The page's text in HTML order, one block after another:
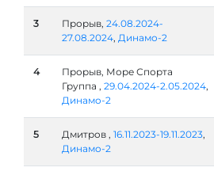
3 Прорыв, 24.08.2024-
27.08.2024, Динамо-2
4
Прорыв, Море Спорта
Группа , 29.04.2024-2.05.2024,
Динамо-2
5 Дмитров , 16.11.2023-19.11.2023,
Динамо-2